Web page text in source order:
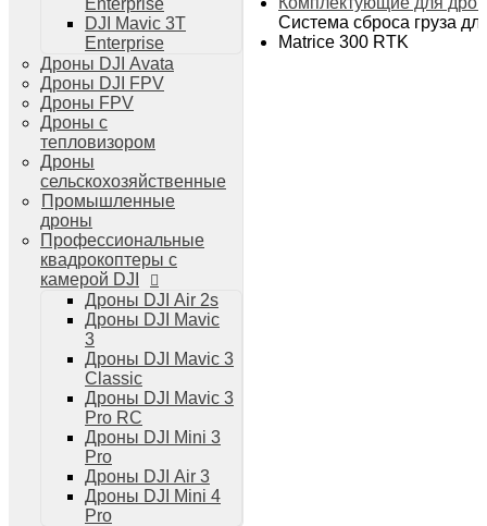
Дроны DJI Mini 4 Pro
Системы и комплексы РЭБ
РЭБ Капюшон
РЭБ Тетраэдр
РЭБ Ромашка
Подавители БПЛА
Детекторы БПЛА
Комплектующие для дронов
Спутниковая связь
Зарядные устройства для дронов
Пульты для дронов
Пропеллеры для дронов
Кейсы для дронов
Тепловизионные бинокли
Тепловизионные прицелы
Аккумуляторы для дронов
Телевизоры
Телевизоры
Цифровая техника
Техника Apple
Телефоны iPhone
Планшеты iPad
Enterprise
DJI Mavic 3T
Enterprise
Дроны DJI Avata
Дроны DJI FPV
Дроны FPV
Дроны с
тепловизором
Дроны
сельскохозяйственные
Промышленные
дроны
Профессиональные
квадрокоптеры с
камерой DJI
Дроны DJI Air 2s
Дроны DJI Mavic
3
Дроны DJI Mavic 3
Classic
Дроны DJI Mavic 3
Pro RC
Дроны DJI Mini 3
Pro
Дроны DJI Air 3
Дроны DJI Mini 4
Pro
Система сброса груза
Matrice 300 RTK